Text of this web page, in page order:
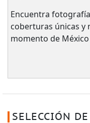
Encuentra
coberturas únicas y
momento de
SELECCIÓN